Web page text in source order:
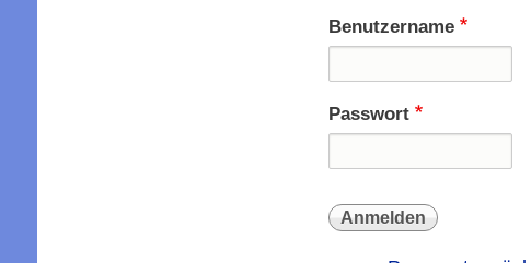
Benutzername
Passwort